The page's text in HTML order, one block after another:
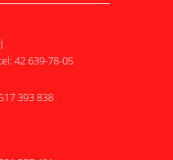
42 639-78-05
517 393 838